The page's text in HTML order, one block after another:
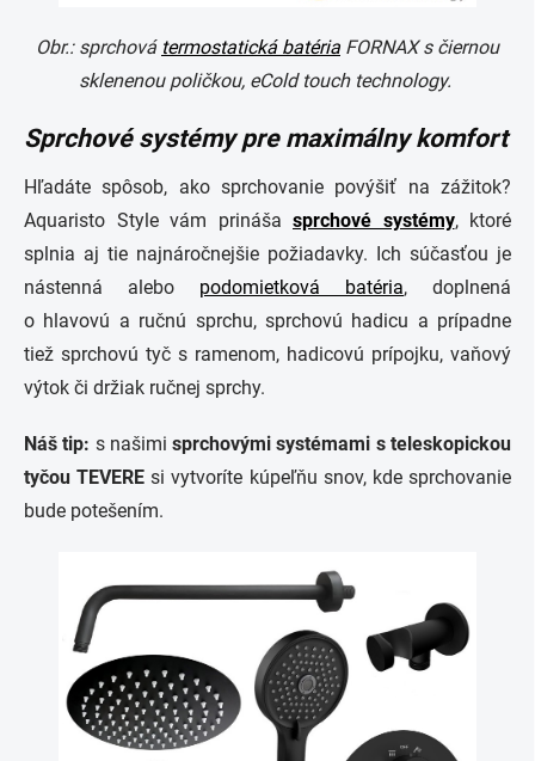
Obr.: sprchová termostatická batéria FORNAX s čiernou
sklenenou poličkou, eCold touch technology.
Sprchové systémy pre maximálny komfort
Hľadáte spôsob, ako sprchovanie povýšiť na zážitok?
Aquaristo Style vám prináša sprchové systémy, ktoré
splnia aj tie najnáročnejšie požiadavky. Ich súčasťou je
nástenná alebo podomietková batéria, doplnená
o hlavovú a ručnú sprchu, sprchovú hadicu a prípadne
tiež sprchovú tyč s ramenom, hadicovú prípojku, vaňový
výtok či držiak ručnej sprchy.
Náš tip: s našimisprchovými systémami s teleskopickou
tyčou TEVERE si vytvoríte kúpeľňu snov, kde sprchovanie
bude potešením.